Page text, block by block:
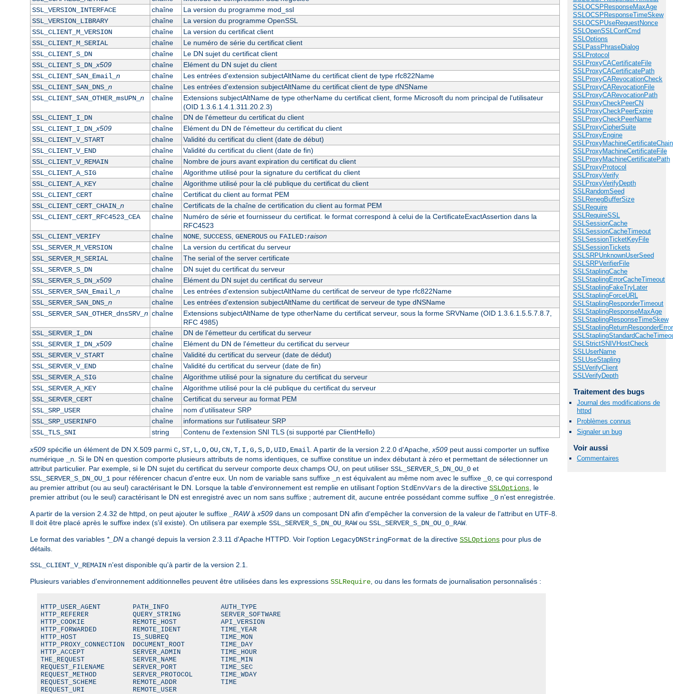
SSLOCSPResponseMaxAge
SSLOCSPResponseTimeSkew
SSLOCSPUseRequestNonce
SSLOpenSSLConfCmd
SSLOptions
SSLPassPhraseDialog
SSLProtocol
SSLProxyCACertificateFile
SSLProxyCACertificatePath
SSLProxyCARevocationCheck
SSLProxyCARevocationFile
SSLProxyCARevocationPath
SSLProxyCheckPeerCN
SSLProxyCheckPeerExpire
SSLProxyCheckPeerName
SSLProxyCipherSuite
SSLProxyEngine
SSLProxyMachineCertificateFile
SSLProxyMachineCertificatePath
SSLProxyProtocol
SSLProxyVerify
SSLProxyVerifyDepth
SSLRandomSeed
SSLRenegBufferSize
SSLRequire
SSLRequireSSL
SSLSessionCache
SSLSessionCacheTimeout
SSLSessionTicketKeyFile
SSLSessionTickets
SSLSRPUnknownUserSeed
SSLSRPVerifierFile
SSLStaplingCache
SSLStaplingErrorCacheTimeout
SSLStaplingFakeTryLater
SSLStaplingForceURL
SSLStaplingResponderTimeout
SSLStaplingResponseMaxAge
SSLStaplingResponseTimeSkew
SSLStrictSNIVHostCheck
SSLUserName
SSLUseStapling
SSLVerifyClient
SSLVerifyDepth
Traitement des bugs
Journal des modifications de
httpd
Problèmes connus
Signaler un bug
Voir aussi
Commentaires
SSL_VERSION_INTERFACE
chaîne
La version du programme mod_ssl
SSL_VERSION_LIBRARY
chaîne
La version du programme OpenSSL
SSL_CLIENT_M_VERSION
chaîne
La version du certificat client
SSL_CLIENT_M_SERIAL
chaîne
Le numéro de série du certificat client
SSL_CLIENT_S_DN
chaîne
Le DN sujet du certificat client
SSL_CLIENT_S_DN_x509 chaîne
Elément du DN sujet du client
SSL_CLIENT_SAN_Email_ n chaîne
Les entrées d'extension subjectAltName du certificat client de type rfc822Name
SSL_CLIENT_SAN_DNS_ n chaîne
Les entrées d'extension subjectAltName du certificat client de type dNSName
SSL_CLIENT_SAN_OTHER_msUPN_ n chaîne
Extensions subjectAltName de type otherName du certificat client, forme Microsoft du nom principal de l'utilisateur
(OID 1.3.6.1.4.1.311.20.2.3)
SSL_CLIENT_I_DN
chaîne
DN de l'émetteur du certificat du client
SSL_CLIENT_I_DN_x509 chaîne
Elément du DN de l'émetteur du certificat du client
SSL_CLIENT_V_START
chaîne
Validité du certificat du client (date de début)
SSL_CLIENT_V_END
chaîne
Validité du certificat du client (date de fin)
SSL_CLIENT_V_REMAIN
chaîne
Nombre de jours avant expiration du certificat du client
SSL_CLIENT_A_SIG
chaîne
Algorithme utilisé pour la signature du certificat du client
SSL_CLIENT_A_KEY
chaîne
Algorithme utilisé pour la clé publique du certificat du client
SSL_CLIENT_CERT
chaîne
Certificat du client au format PEM
SSL_CLIENT_CERT_CHAIN_ n chaîne
Certificats de la chaîne de certification du client au format PEM
SSL_CLIENT_CERT_RFC4523_CEA
chaîne
Numéro de série et fournisseur du certificat. le format correspond à celui de la CertificateExactAssertion dans la
RFC4523
SSL_CLIENT_VERIFY
chaîne NONE, SUCCESS, GENEROUSou FAILED:raison
SSL_SERVER_M_VERSION
chaîne
La version du certificat du serveur
SSL_SERVER_M_SERIAL
chaîne
The serial of the server certificate
SSL_SERVER_S_DN
chaîne
DN sujet du certificat du serveur
SSL_SERVER_S_DN_x509 chaîne
Elément du DN sujet du certificat du serveur
SSL_SERVER_SAN_Email_ n chaîne
Les entrées d'extension subjectAltName du certificat de serveur de type rfc822Name
SSL_SERVER_SAN_DNS_ n chaîne
Les entrées d'extension subjectAltName du certificat de serveur de type dNSName
SSL_SERVER_SAN_OTHER_dnsSRV_ n chaîne
Extensions subjectAltName de type otherName du certificat serveur, sous la forme SRVName (OID 1.3.6.1.5.5.7.8.7,
RFC 4985)
SSL_SERVER_I_DN
chaîne
DN de l'émetteur du certificat du serveur
SSL_SERVER_I_DN_x509 chaîne
Elément du DN de l'émetteur du certificat du serveur
SSL_SERVER_V_START
chaîne
Validité du certificat du serveur (date de dédut)
SSL_SERVER_V_END
chaîne
Validité du certificat du serveur (date de fin)
SSL_SERVER_A_SIG
chaîne
Algorithme utilisé pour la signature du certificat du serveur
SSL_SERVER_A_KEY
chaîne
Algorithme utilisé pour la clé publique du certificat du serveur
SSL_SERVER_CERT
chaîne
Certificat du serveur au format PEM
SSL_SRP_USER
chaîne
nom d'utilisateur SRP
SSL_SRP_USERINFO
chaîne
informations sur l'utilisateur SRP
SSL_TLS_SNI
string Contenu de l'extension SNI TLS (si supporté par ClientHello)
x509 spécifie un élément de DN X.509 parmi C,ST,L,O,OU,CN,T,I,G,S,D,UID,Email . A partir de la version 2.2.0 d'Apache, x509 peut aussi comporter un suffixe
numérique
_n . Si le DN en question comporte plusieurs attributs de noms identiques, ce suffixe constitue un index débutant à zéro et permettant de sélectionner un
attribut particulier. Par exemple, si le DN sujet du certificat du serveur comporte deux champs OU, on peut utiliser SSL_SERVER_S_DN_OU_0 et
SSL_SERVER_S_DN_OU_1 pour référencer chacun d'entre eux. Un nom de variable sans suffixe _n est équivalent au même nom avec le suffixe _0 , ce qui correspond
au premier attribut (ou au seul) caractérisant le DN. Lorsque la table d'environnement est remplie en utilisant l'option StdEnvVars de la directive SSLOptions , le
premier attribut (ou le seul) caractérisant le DN est enregistré avec un nom sans suffixe ; autrement dit, aucune entrée possédant comme suffixe
_0 n'est enregistrée.
A partir de la version 2.4.32 de httpd, on peut ajouter le suffixe _RAWà x509 dans un composant DN afin d'empêcher la conversion de la valeur de l'attribut en UTF-8.
Il doit être placé après le suffixe index (s'il existe). On utilisera par exemple SSL_SERVER_S_DN_OU_RAWou SSL_SERVER_S_DN_OU_0_RAW.
Le format des variables *_DN a changé depuis la version 2.3.11 d'Apache HTTPD. Voir l'option LegacyDNStringFormat de la directive SSLOptions pour plus de
détails.
SSL_CLIENT_V_REMAIN n'est disponible qu'à partir de la version 2.1.
Plusieurs variables d'environnement additionnelles peuvent être utilisées dans les expressions SSLRequire , ou dans les formats de journalisation personnalisés :
HTTP_USER_AGENT        PATH_INFO             AUTH_TYPE
HTTP_REFERER           QUERY_STRING          SERVER_SOFTWARE
HTTP_COOKIE            REMOTE_HOST           API_VERSION
HTTP_FORWARDED         REMOTE_IDENT          TIME_YEAR
HTTP_HOST              IS_SUBREQ             TIME_MON
HTTP_PROXY_CONNECTION  DOCUMENT_ROOT         TIME_DAY
HTTP_ACCEPT            SERVER_ADMIN          TIME_HOUR
THE_REQUEST            SERVER_NAME           TIME_MIN
REQUEST_FILENAME       SERVER_PORT           TIME_SEC
REQUEST_METHOD         SERVER_PROTOCOL       TIME_WDAY
REQUEST_SCHEME         REMOTE_ADDR           TIME
REQUEST_URI            REMOTE_USER